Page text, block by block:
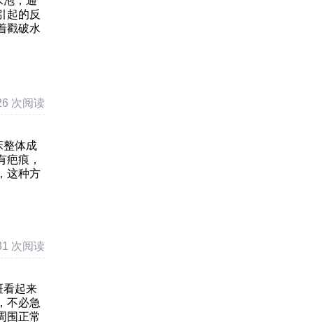
起的反
戳破水
次阅读
整体成
疤痕，
这种方
次阅读
看起来
不必急
围正常